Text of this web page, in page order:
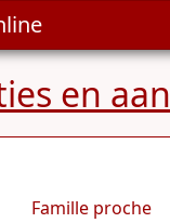
en
Famille proche